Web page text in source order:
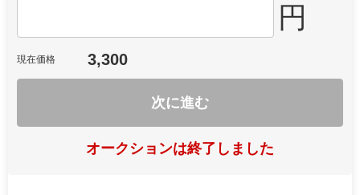
円
現在価格 3,300
次に進む
オークションは終了しました